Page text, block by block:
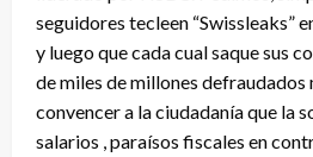
seguidores tecleen “Swissleaks”
y luego que cada cual saque sus
de miles de millones defraudados
convencer a la ciudadanía que la
salarios , paraísos fiscales en